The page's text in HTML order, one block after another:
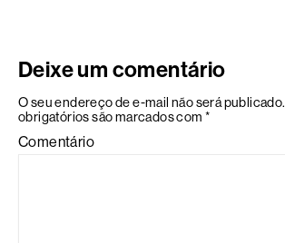
Deixe um comentário
O seu endereço de e-mail não será publicado.
obrigatórios são marcados com *
Comentário